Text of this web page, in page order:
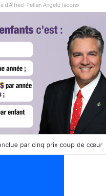
d'Alfred-Pellan Angelo Iacono
édition de sa marche annuelle